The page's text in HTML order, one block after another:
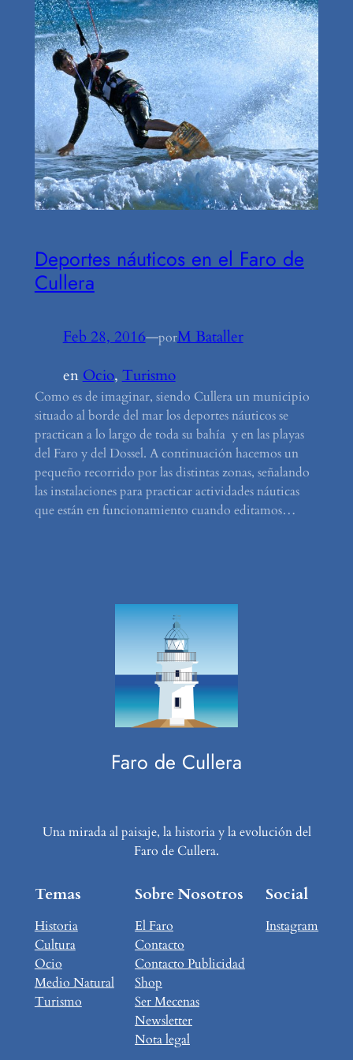
Deportes náuticos en el Faro de
Cullera
Feb 28, 2016—porM Bataller
en Ocio, Turismo
Como es de imaginar, siendo Cullera un municipio
situado al borde del mar los deportes náuticos se
practican a lo largo de toda su bahía y en las playas
del Faro y del Dossel. A continuación hacemos un
pequeño recorrido por las distintas zonas, señalando
las instalaciones para practicar actividades náuticas
que están en funcionamiento cuando editamos…
Faro de Cullera
Una mirada al paisaje, la historia y la evolución del
Faro de Cullera.
Temas
Historia
Cultura
Ocio
Medio Natural
Turismo
Sobre Nosotros
El Faro
Contacto
Contacto Publicidad
Shop
Ser Mecenas
Newsletter
Nota legal
Social
Instagram